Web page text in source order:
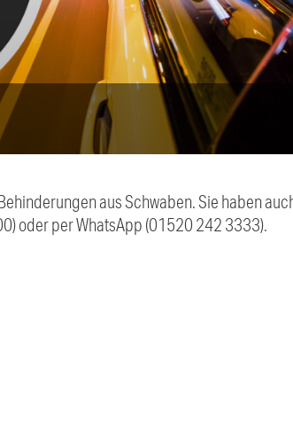
aus Schwaben. Sie haben
oder per WhatsApp (01520 242 3333).